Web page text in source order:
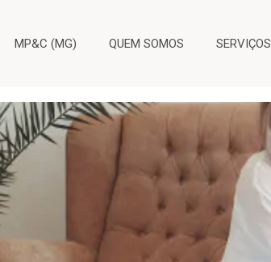
MP&C (MG) QUEM SOMOS SERVIÇOS